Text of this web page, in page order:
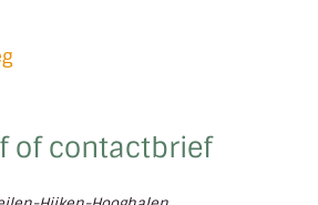
of contactbrief